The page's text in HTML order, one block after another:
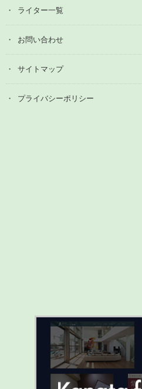
ライター一覧
お問い合わせ
サイトマップ
プライバシーポリシー